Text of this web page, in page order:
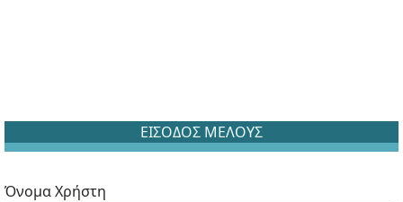
ΕΙΣΟΔΟΣ ΜΕΛΟΥΣ
Όνομα Χρήστη